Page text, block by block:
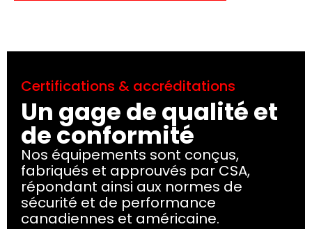
Certifications & accréditations
Un gage de qualité et
de conformité
Nos équipements sont conçus,
fabriqués et approuvés par CSA,
répondant ainsi aux normes de
sécurité et de performance
canadiennes et américaine.